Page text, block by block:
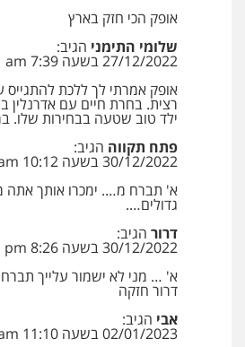
אופק הכי חזק בארץ
שלומי התימני הגיב:
27/12/2022 בשעה 7:39 am
אופק אמרתי לך ללכת להתגייס
רצית. בחרת חיים עם
ילד טוב שטעה בבחירות שלו.
פתח תקווה הגיב:
30/12/2022 בשעה 10:12 am
א' תברח מ…. ימכרו אותך אתה
גדולים….
דרור הגיב:
30/12/2022 בשעה 8:26 pm
א' … מני לא ישמור עלייך
דרור חזקה
אבי הגיב:
02/01/2023 בשעה 11:10 am
עו"ד אייל אביטל
פלילי פשיעה חמורה
0544712201
עו"ד בועז קניג
פלילי משפחה כלכלי
0507003001
ויקי שמואל – משרד
פלילי משפט פלילי